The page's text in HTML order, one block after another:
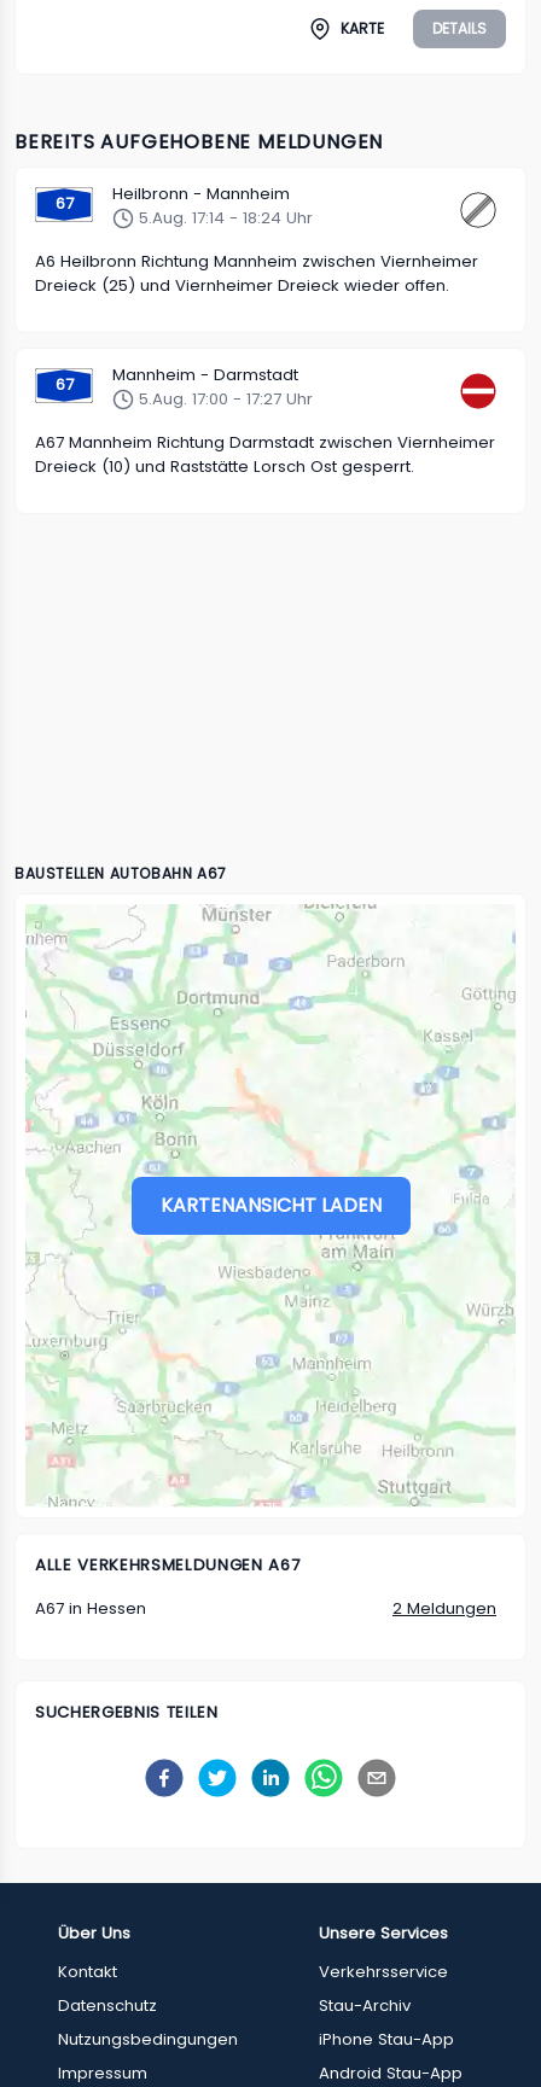
KARTE DETAILS
BEREITS AUFGEHOBENE MELDUNGEN
67
Heilbronn - Mannheim
5.Aug. 17:14 - 18:24 Uhr
A6 Heilbronn Richtung Mannheim zwischen Viernheimer
Dreieck (25) und Viernheimer Dreieck wieder offen.
67
Mannheim - Darmstadt
5.Aug. 17:00 - 17:27 Uhr
A67 Mannheim Richtung Darmstadt zwischen Viernheimer
Dreieck (10) und Raststätte Lorsch Ost gesperrt.
BAUSTELLEN AUTOBAHN A67
KARTENANSICHT LADEN
ALLE VERKEHRSMELDUNGEN A67
A67 in Hessen
2 Meldungen
SUCHERGEBNIS TEILEN
Über Uns
Kontakt
Datenschutz
Nutzungsbedingungen
Impressum
Unsere Services
Verkehrsservice
Stau-Archiv
iPhone Stau-App
Android Stau-App